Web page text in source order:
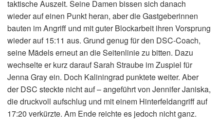
taktische Auszeit. Seine Damen bissen sich danach
wieder auf einen Punkt heran, aber die Gastgeberinnen
bauten im Angriff und mit guter Blockarbeit ihren Vorsprung
wieder auf 15:11 aus. Grund genug für den DSC-Coach,
seine Mädels erneut an die Seitenlinie zu bitten. Dazu
wechselte er kurz darauf Sarah Straube im Zuspiel für
Jenna Gray ein. Doch Kaliningrad punktete weiter. Aber
der DSC steckte nicht auf – angeführt von Jennifer Janiska,
die druckvoll aufschlug und mit einem Hinterfeldangriff auf
17:20 verkürzte. Am Ende reichte es jedoch nicht ganz.